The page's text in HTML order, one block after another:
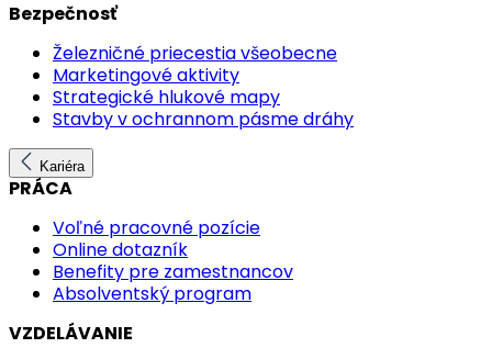
Bezpečnosť
Železničné priecestia všeobecne
Marketingové aktivity
Strategické hlukové mapy
Stavby v ochrannom pásme dráhy
Kariéra
PRÁCA
Voľné pracovné pozície
Online dotazník
Benefity pre zamestnancov
Absolventský program
VZDELÁVANIE